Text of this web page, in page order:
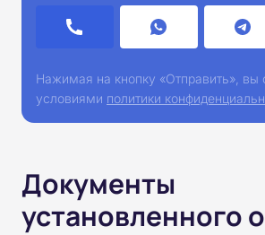
Нажимая на кнопку «Отправить», вы
условиями политики
Документы
установленного